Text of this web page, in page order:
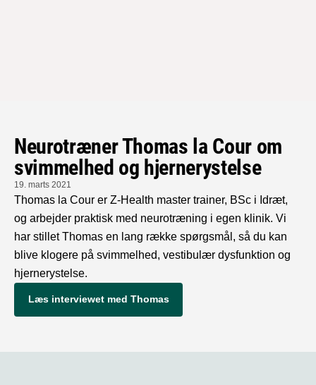
Neurotræner Thomas la Cour om
svimmelhed og hjernerystelse
19. marts 2021
Thomas la Cour er Z-Health master trainer, BSc i Idræt,
og arbejder praktisk med neurotræning i egen klinik. Vi
har stillet Thomas en lang række spørgsmål, så du kan
blive klogere på svimmelhed, vestibulær dysfunktion og
hjernerystelse.
Læs interviewet med Thomas